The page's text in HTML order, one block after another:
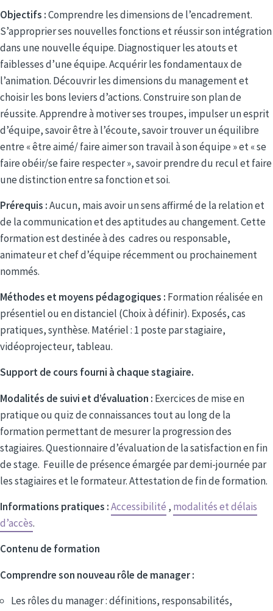
Objectifs :Comprendre les dimensions de l’encadrement.
S’approprier ses nouvelles fonctions et réussir son intégration
dans une nouvelle équipe. Diagnostiquer les atouts et
faiblesses d’une équipe. Acquérir les fondamentaux de
l’animation. Découvrir les dimensions du management et
choisir les bons leviers d’actions. Construire son plan de
réussite. Apprendre à motiver ses troupes, impulser un esprit
d’équipe, savoir être à l’écoute, savoir trouver un équilibre
entre « être aimé/ faire aimer son travail à son équipe » et « se
faire obéir/se faire respecter », savoir prendre du recul et faire
une distinction entre sa fonction et soi.
Prérequis :Aucun, mais avoir un sens affirmé de la relation et
de la communication et des aptitudes au changement. Cette
formation est destinée à des cadres ou responsable,
animateur et chef d’équipe récemment ou prochainement
nommés.
Méthodes et moyens pédagogiques : Formation réalisée en
présentiel ou en distanciel (Choix à définir). Exposés, cas
pratiques, synthèse. Matériel : 1 poste par stagiaire,
vidéoprojecteur, tableau.
Support de cours fourni à chaque stagiaire.
Modalités de suivi et d’évaluation : Exercices de mise en
pratique ou quiz de connaissances tout au long de la
formation permettant de mesurer la progression des
stagiaires. Questionnaire d’évaluation de la satisfaction en fin
de stage. Feuille de présence émargée par demi-journée par
les stagiaires et le formateur. Attestation de fin de formation.
Informations pratiques :Accessibilité , modalités et délais
d’accès.
Contenu de formation
Comprendre son nouveau rôle de manager :
Les rôles du manager : définitions, responsabilités,